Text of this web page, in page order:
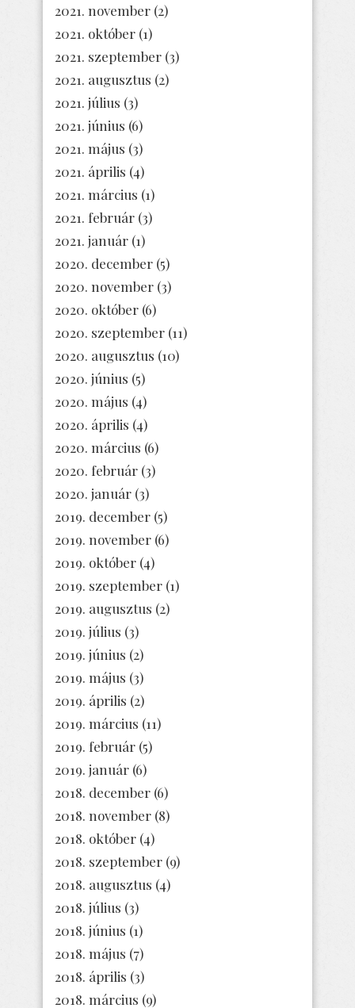
2021. november (2)
2021. október (1)
2021. szeptember (3)
2021. augusztus (2)
2021. július (3)
2021. június (6)
2021. május (3)
2021. április (4)
2021. március (1)
2021. február (3)
2021. január (1)
2020. december (5)
2020. november (3)
2020. október (6)
2020. szeptember (11)
2020. augusztus (10)
2020. június (5)
2020. május (4)
2020. április (4)
2020. március (6)
2020. február (3)
2020. január (3)
2019. december (5)
2019. november (6)
2019. október (4)
2019. szeptember (1)
2019. augusztus (2)
2019. július (3)
2019. június (2)
2019. május (3)
2019. április (2)
2019. március (11)
2019. február (5)
2019. január (6)
2018. december (6)
2018. november (8)
2018. október (4)
2018. szeptember (9)
2018. augusztus (4)
2018. július (3)
2018. június (1)
2018. május (7)
2018. április (3)
2018. március (9)